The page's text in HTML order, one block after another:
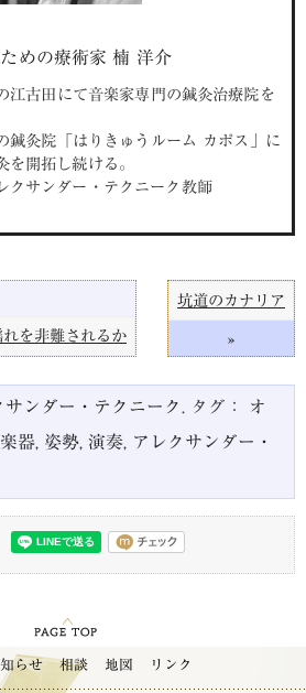
めの療術家 楠 洋介
江古田にて音楽家専門の鍼灸治療院を
鍼灸院「はりきゅうルーム カポス」に
開拓し続ける。
クサンダー・テクニーク教師
を非難されるか
坑道のカナリア
»
サンダー・テクニーク . タグ：
オ
器 姿勢 演奏
アレクサンダー・
らせ 相談 地図 リンク